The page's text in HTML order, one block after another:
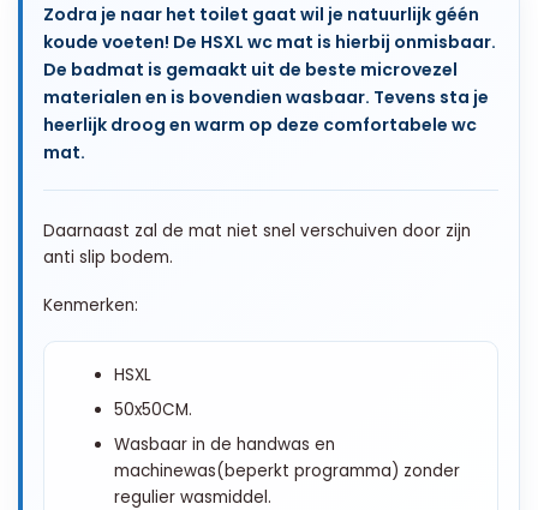
Zodra je naar het toilet gaat wil je natuurlijk géén
koude voeten! De HSXL wc mat is hierbij onmisbaar.
De badmat is gemaakt uit de beste microvezel
materialen en is bovendien wasbaar. Tevens sta je
heerlijk droog en warm op deze comfortabele wc
mat.
Daarnaast zal de mat niet snel verschuiven door zijn
anti slip bodem.
Kenmerken:
HSXL
50x50CM.
Wasbaar in de handwas en
machinewas(beperkt programma) zonder
regulier wasmiddel.